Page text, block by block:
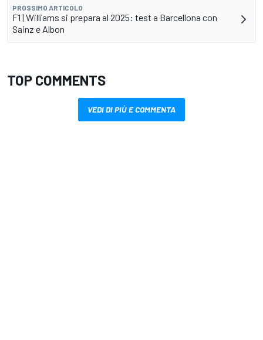
PROSSIMO ARTICOLO
F1 | Williams si prepara al 2025: test a Barcellona con
Sainz e Albon
TOP COMMENTS
VEDI DI PIÙ E COMMENTA